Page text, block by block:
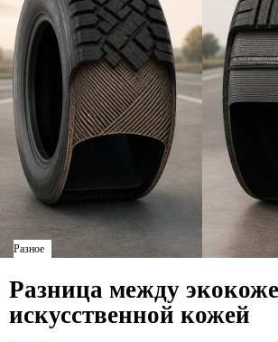
Разное
Разница между
искусственной кожей